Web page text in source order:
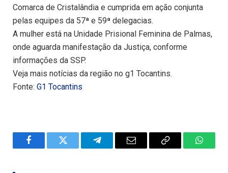
Comarca de Cristalândia e cumprida em ação conjunta
pelas equipes da 57ª e 59ª delegacias.
A mulher está na Unidade Prisional Feminina de Palmas,
onde aguarda manifestação da Justiça, conforme
informações da SSP.
Veja mais notícias da região no g1 Tocantins.
Fonte: G1 Tocantins
FacebookTwitter TelegramEmail
Copy